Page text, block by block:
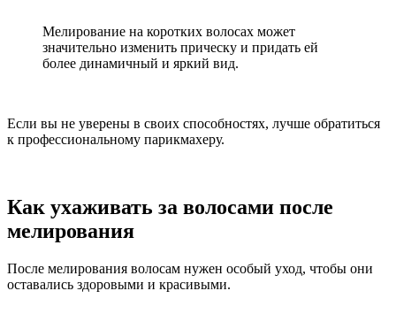
Мелирование на коротких волосах может
значительно изменить прическу и придать ей
более динамичный и яркий вид.
Если вы не уверены в своих способностях, лучше обратиться
к профессиональному парикмахеру.
Как ухаживать за волосами после
мелирования
После мелирования волосам нужен особый уход, чтобы они
оставались здоровыми и красивыми.